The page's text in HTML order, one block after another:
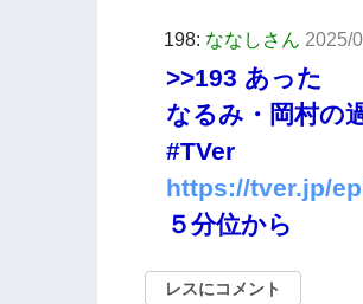
198: ななしさん 2025/
>>193 あった
なるみ・岡村の
#TVer
https://tver.jp/
５分位から
レスにコメント